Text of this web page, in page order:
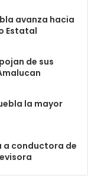
avanza hacia
Estatal
de sus
la mayor
a conductora de